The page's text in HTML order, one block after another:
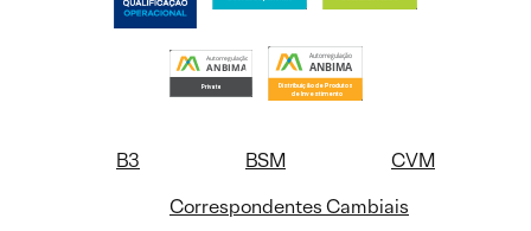
B3 BSM
CVM
Correspondentes Cambiais